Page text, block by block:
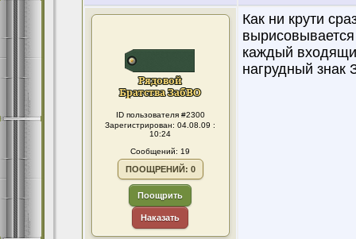
ID пользователя #2300
Зарегистрирован: 04.08.09 :
10:24
Сообщений: 19
ПООЩРЕНИЙ: 0
Поощрить
Наказать
Как ни крути
каждый
нагрудный знак